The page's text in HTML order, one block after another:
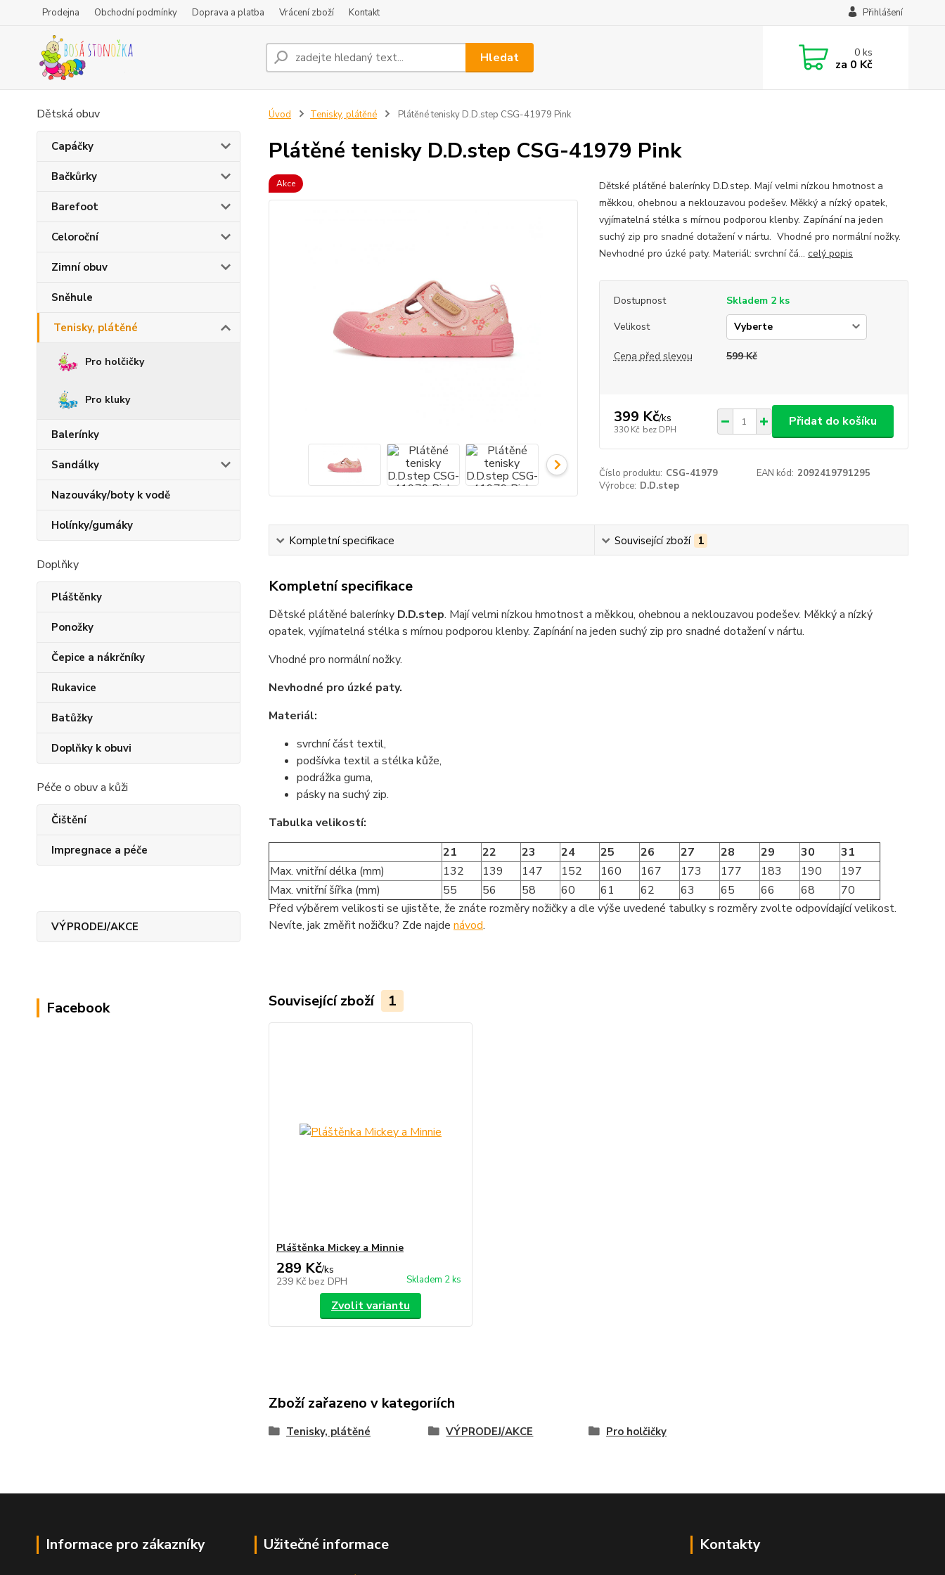
Prodejna Obchodní podmínky Doprava a platba Vrácení zboží Kontakt Přihlášení
Hledat 0ks
za 0 Kč
Dětská obuv
Capáčky
Bačkůrky
Barefoot
Celoroční
Zimní obuv
Sněhule
Tenisky, plátěné
Pro holčičky
Pro kluky
Balerínky
Sandálky
Nazouváky/boty k vodě
Holínky/gumáky
Doplňky
Pláštěnky
Ponožky
Čepice a nákrčníky
Rukavice
Batůžky
Doplňky k obuvi
Péče o obuv a kůži
Čištění
Impregnace a péče
VÝPRODEJ/AKCE
Facebook
Úvod Tenisky, plátěné Plátěné tenisky D.D.step CSG-41979 Pink
Plátěné tenisky D.D.step CSG-41979 Pink
Akce
Dětské plátěné balerínky D.D.step. Mají velmi nízkou hmotnost a
měkkou, ohebnou a neklouzavou podešev. Měkký a nízký opatek,
vyjímatelná stélka s mírnou podporou klenby. Zapínání na jeden
suchý zip pro snadné dotažení v nártu. Vhodné pro normální nožky.
Nevhodné pro úzké paty. Materiál: svrchní čá... celý popis
Dostupnost
Skladem 2 ks
Velikost
Cena před slevou 599 Kč
399 Kč/ks
330 Kč bez DPH
Přidat do košíku
Číslo produktu: CSG-41979 EAN kód: 2092419791295
Výrobce: D.D.step
Kompletní specifikace Související zboží 1
Kompletní specifikace
Dětské plátěné balerínky D.D.step. Mají velmi nízkou hmotnost a měkkou, ohebnou a neklouzavou podešev. Měkký a nízký
opatek, vyjímatelná stélka s mírnou podporou klenby. Zapínání na jeden suchý zip pro snadné dotažení v nártu.
Vhodné pro normální nožky.
Nevhodné pro úzké paty.
Materiál:
svrchní část textil,
podšívka textil a stélka kůže,
podrážka guma,
pásky na suchý zip.
Tabulka velikostí:
21
22 23 24 25 26 27 28 29 30
31
Max. vnitřní délka (mm)
132 139 147 152 160 167 173 177 183 190
197
Max. vnitřní šířka (mm)
55 56 58 60 61 62 63 65 66 68
70
Před výběrem velikosti se ujistěte, že znáte rozměry nožičky a dle výše uvedené tabulky s rozměry zvolte odpovídající velikost.
Nevíte, jak změřit nožičku? Zde najde návod.
Související zboží 1
Pláštěnka Mickey a Minnie
289 Kč/ks
239 Kč bez DPH Skladem 2 ks
Zvolit variantu
Zboží zařazeno v kategoriích
Tenisky, plátěné VÝPRODEJ/AKCE Pro holčičky
Informace pro zákazníky Užitečné informace Kontakty